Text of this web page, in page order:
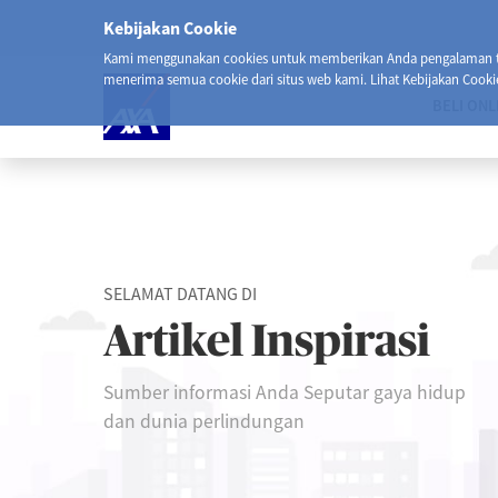
Kebijakan Cookie
Kami menggunakan cookies untuk memberikan Anda
menerima semua cookie dari situs web kami. Lihat Kebijakan
SELAMAT DATANG DI
Artikel Inspirasi
Sumber informasi Anda Seputar gaya hidup
dan dunia perlindungan